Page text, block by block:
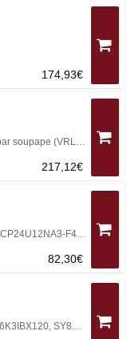
174,93€
217,12€
82,30€